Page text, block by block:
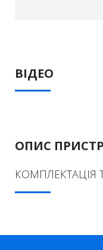
ВІДЕО
ОПИС
КОМПЛЕКТАЦІЯ